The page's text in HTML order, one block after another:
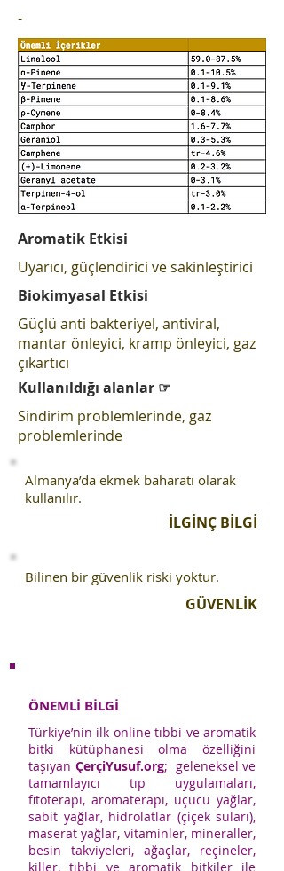
-
Aromatik Etkisi
Uyarıcı, güçlendirici ve sakinleştirici
Biokimyasal Etkisi
Güçlü anti bakteriyel, antiviral,
mantar önleyici, kramp önleyici, gaz
çıkartıcı
Kullanıldığı alanlar ☞
Sindirim problemlerinde, gaz
problemlerinde
Almanya’da ekmek baharatı olarak
kullanılır.
İLGİNÇ BİLGİ
Bilinen bir güvenlik riski yoktur.
GÜVENLİK
ÖNEMLİ BİLGİ
Türkiye’nin ilk online tıbbi ve aromatik
bitki kütüphanesi olma özelliğini
taşıyan ÇerçiYusuf.org; geleneksel ve
tamamlayıcı tıp uygulamaları,
fitoterapi, aromaterapi, uçucu yağlar,
sabit yağlar, hidrolatlar (çiçek suları),
maserat yağlar, vitaminler, mineraller,
besin takviyeleri, ağaçlar, reçineler,
killer, tıbbi ve aromatik bitkiler ile